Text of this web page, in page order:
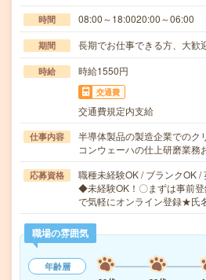
時間 08:00～18:0020:00～06:00
期間 長期でお仕事できる方、大歓
時給 時給1550円
交通費
交通費規定内支給
仕事内容
半導体製品の製造企業でのク
コンウェーハの仕上研磨業
応募資格
職種未経験OK / ブランクOK /
◆未経験OK！〇まずは事前
で気軽にオンライン登録★氏
職場の雰囲気
年齢層